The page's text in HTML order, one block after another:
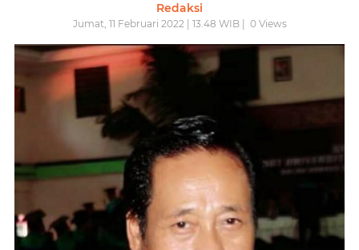
Redaksi
Jumat, 11 Februari 2022 | 13.48 WIB | 0Views